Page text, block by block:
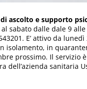
ascolto e supporto
sabato dalle dale 9
E’ attivo da
isolamento, in
prossimo. Il servizio
dell’azienda sanitaria